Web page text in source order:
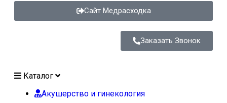
Сайт Медрасходка
Заказать Звонок
Каталог
Акушерство и гинекология